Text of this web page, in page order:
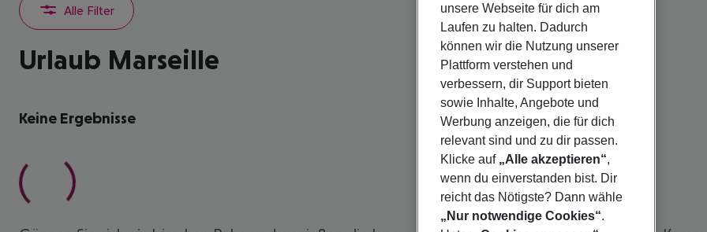
Alle Filter
Urlaub Marseille
Keine Ergebnisse
unsere Webseite für dich am
Laufen zu halten. Dadurch
können wir die Nutzung unserer
Plattform verstehen und
verbessern, dir Support bieten
sowie Inhalte, Angebote und
Werbung anzeigen, die für dich
relevant sind und zu dir passen.
Klicke auf „Alle akzeptieren“,
wenn du einverstanden bist. Dir
reicht das Nötigste? Dann wähle
„Nur notwendige Cookies“.